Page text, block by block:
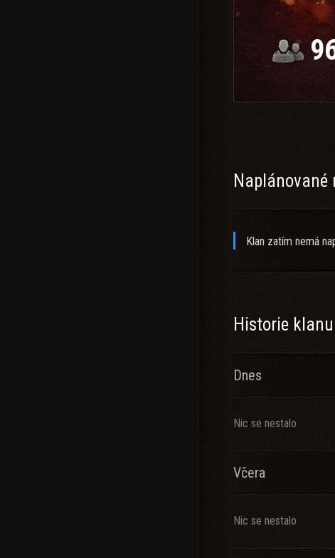
Klan zatím nemá
Historie klanu
Dnes
Nic se nestalo
Včera
Nic se nestalo